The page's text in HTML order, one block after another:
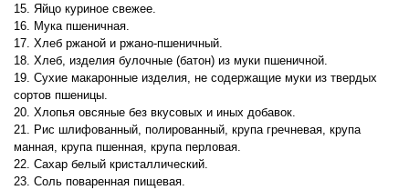
15. Яйцо куриное свежее.
16. Мука пшеничная.
17. Хлеб ржаной и ржано-пшеничный.
18. Хлеб, изделия булочные (батон) из муки пшеничной.
19. Сухие макаронные изделия, не содержащие муки из твердых
сортов пшеницы.
20. Хлопья овсяные без вкусовых и иных добавок.
21. Рис шлифованный, полированный, крупа гречневая, крупа
манная, крупа пшенная, крупа перловая.
22. Сахар белый кристаллический.
23. Соль поваренная пищевая.